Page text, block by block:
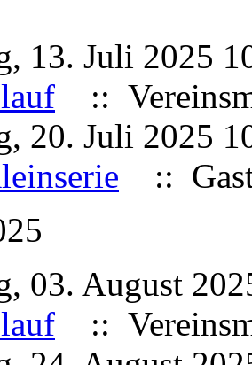
13. Juli 2025
::
20. Juli 2025
::
03. August
::